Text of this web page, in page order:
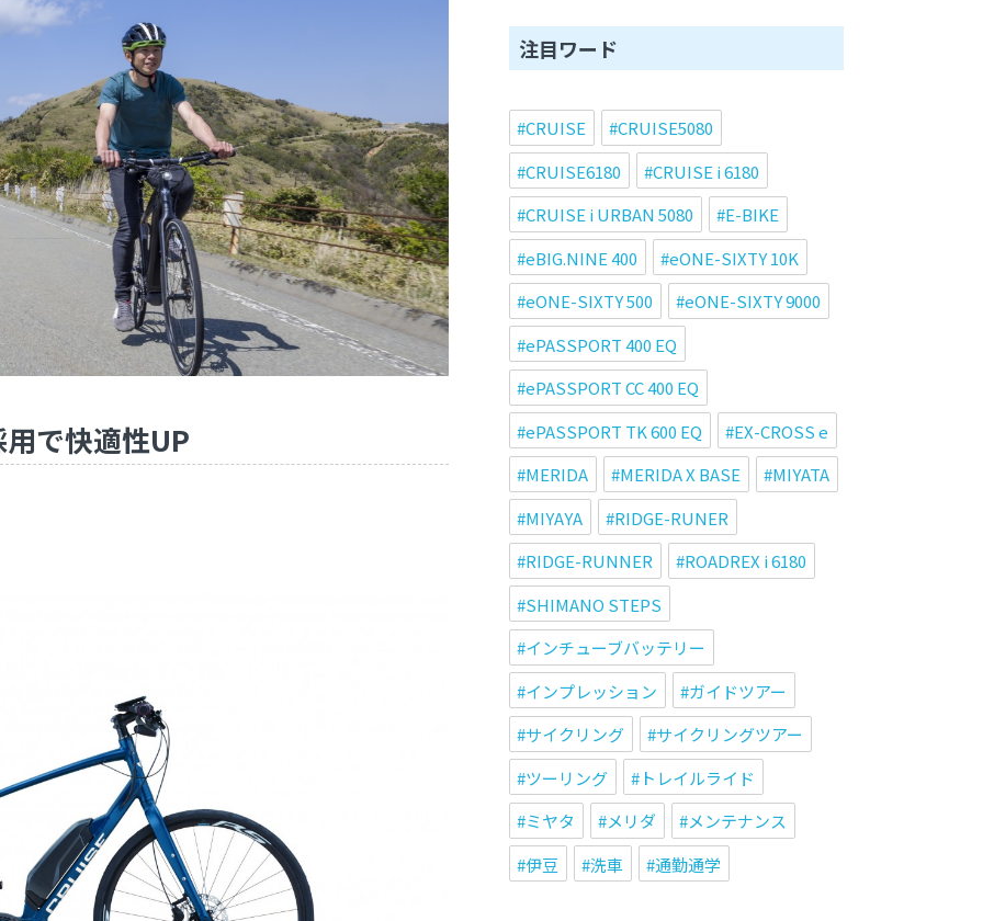
で快適性UP
注目ワード
CRUISE
CRUISE5080
CRUISE6180
CRUISE i 6180
CRUISE i URBAN 5080
E-BIKE
eBIG.NINE 400
eONE-SIXTY 10K
eONE-SIXTY 500
eONE-SIXTY 9000
ePASSPORT 400 EQ
ePASSPORT CC 400 EQ
ePASSPORT TK 600 EQ
EX-CROSS e
MERIDA
MERIDA X BASE
MIYATA
MIYAYA
RIDGE-RUNER
RIDGE-RUNNER
ROADREX i 6180
SHIMANO STEPS
インチューブバッテリー
インプレッション
ガイドツアー
サイクリング
サイクリングツアー
ツーリング
トレイルライド
ミヤタ
メリダ
メンテナンス
伊豆
洗車 通勤通学